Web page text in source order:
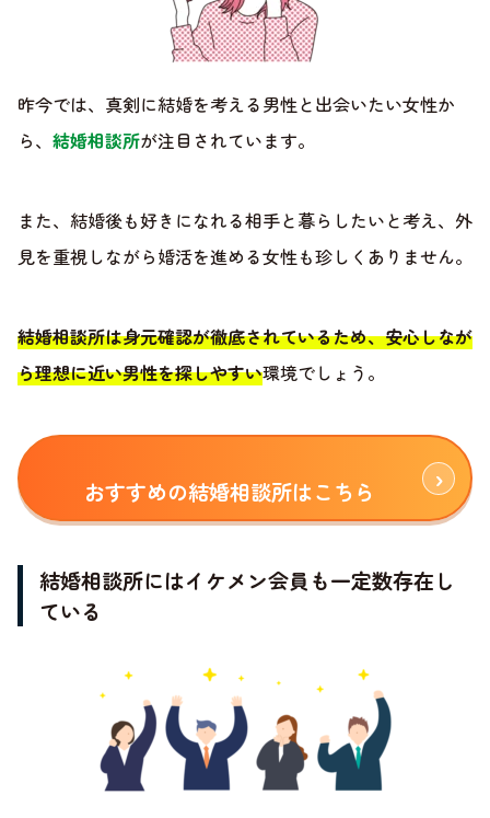
昨今では、真剣に結婚を考える男性と出会いたい女性か
ら、 結婚相談所が注目されています。
また、結婚後も好きになれる相手と暮らしたいと考え、外
見を重視しながら婚活を進める女性も珍しくありません。
結婚相談所は身元確認が徹底されているため、安心しなが
ら理想に近い男性を探しやすい環境でしょう。
おすすめの結婚相談所はこちら
結婚相談所にはイケメン会員も一定数存在し
ている